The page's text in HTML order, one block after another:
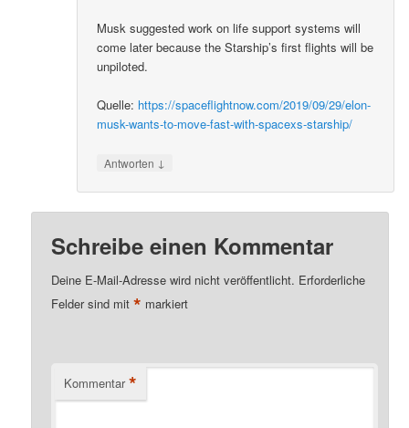
Musk suggested work on life support systems will
come later because the Starship’s first flights will be
unpiloted.
Quelle: https://spaceflightnow.com/2019/09/29/elon-
musk-wants-to-move-fast-with-spacexs-starship/
Antworten ↓
Schreibe einen Kommentar
Deine E-Mail-Adresse wird nicht veröffentlicht. Erforderliche
Felder sind mit* markiert
Kommentar *